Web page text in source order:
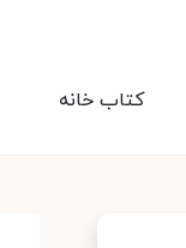
کتاب خانه